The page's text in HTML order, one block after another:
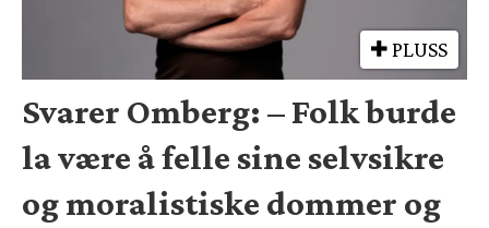
PLUSS
Svarer Omberg: – Folk burde
la være å felle sine selvsikre
og moralistiske dommer og